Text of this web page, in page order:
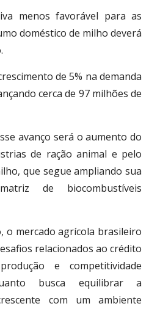
menos favorável para as
doméstico de milho deverá
de 5% na demanda
cerca de 97 milhões de
avanço será o aumento do
de ração animal e pelo
que segue ampliando sua
de biocombustíveis
o mercado agrícola brasileiro
relacionados ao crédito
e competitividade
busca equilibrar a
com um ambiente